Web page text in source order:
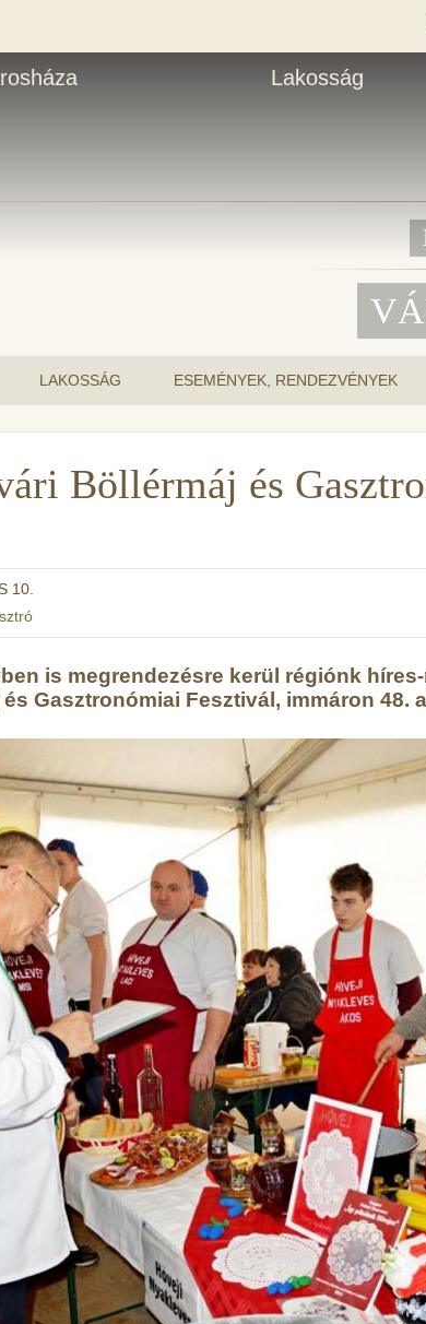
Lakosság
LAKOSSÁG ESEMÉNYEK, RENDEZVÉNYEK
Böllérmáj és
10.
is megrendezésre kerül régiónk
Gasztronómiai Fesztivál, immáron 48.